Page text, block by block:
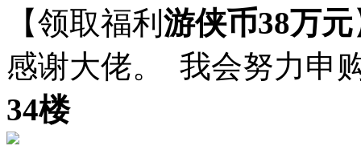
【领取福利 游侠币38万元
感谢大佬。 我会努力申
34楼